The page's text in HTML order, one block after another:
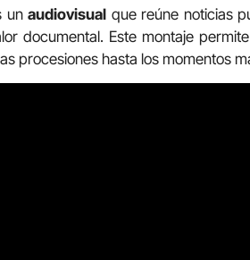
unaudiovisual que reúne noticias
documental. Este montaje
procesiones hasta los momentos